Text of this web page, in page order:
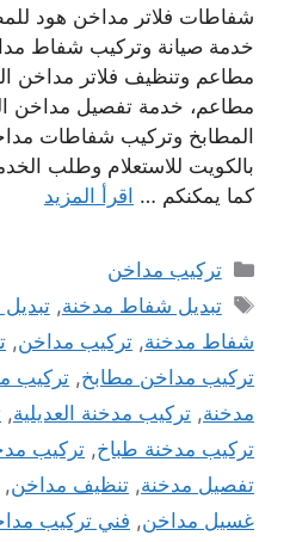
شفاطات فلاتر مداخن هود
خدمة صيانة وتركيب شفاط
مطاعم وتنظيف فلاتر مداخن
مطاعم، خدمة تفصيل مداخن
المطابخ وتركيب شفاطات
بالكويت للاستعلام وطلب
كما يمكنكم … اقرأ المزيد
التصنيفات
تركيب مداخن
الوسوم
تبديل شفاط مدخنة,
شفاط مدخنة, تركيب مداخن,
تركيب مداخن مطابخ, تركيب
مدخنة, تركيب مدخنة العديلية,
تركيب مدخنة طباخ, تركيب
تفصيل مدخنة, تنظيف مداخن,
غسيل مداخن, فني تركيب